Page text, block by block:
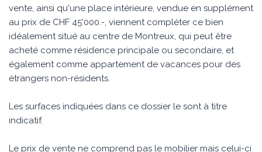
vente, ainsi qu'une place intérieure, vendue en supplément
au prix de CHF 45'000.-, viennent compléter ce bien
idéalement situé au centre de Montreux, qui peut être
acheté comme résidence principale ou secondaire, et
également comme appartement de vacances pour des
étrangers non-résidents.
Les surfaces indiquées dans ce dossier le sont à titre
indicatif.
Le prix de vente ne comprend pas le mobilier mais celui-ci